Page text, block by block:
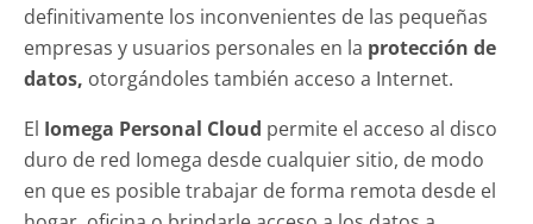
definitivamente los inconvenientes de las pequeñas
empresas y usuarios personales en la protección de
datos, otorgándoles también acceso a Internet.
El Iomega Personal Cloud permite el acceso al disco
duro de red Iomega desde cualquier sitio, de modo
en que es posible trabajar de forma remota desde el